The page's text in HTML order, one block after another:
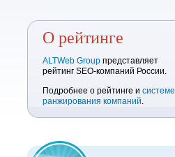
О рейтинге
ALTWeb Group представляет
рейтинг SEO-компаний России.
Подробнее о рейтинге и системе
ранжирования компаний.